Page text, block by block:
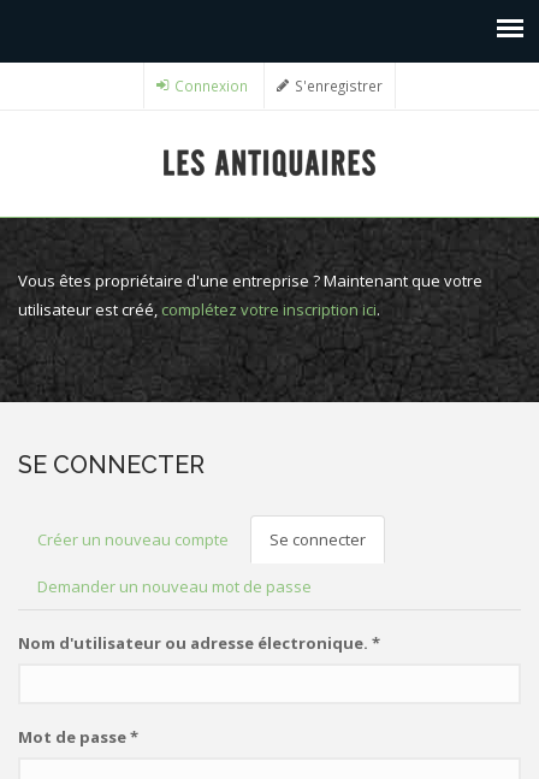
Connexion S'enregistrer
Vous êtes propriétaire d'une entreprise ? Maintenant que votre
utilisateur est créé, complétez votre inscription ici.
SE CONNECTER
ONGLETS PRINCIPAUX
Créer un nouveau compte Se connecter
Demander un nouveau mot de passe
Nom d'utilisateur ou adresse électronique. *
Mot de passe*